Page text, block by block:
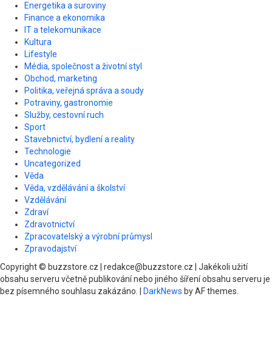
Energetika a suroviny
Finance a ekonomika
IT a telekomunikace
Kultura
Lifestyle
Média, společnost a životní styl
Obchod, marketing
Politika, veřejná správa a soudy
Potraviny, gastronomie
Služby, cestovní ruch
Sport
Stavebnictví, bydlení a reality
Technologie
Uncategorized
Věda
Věda, vzdělávání a školství
Vzdělávání
Zdraví
Zdravotnictví
Zpracovatelský a výrobní průmysl
Zpravodajství
Copyright © buzzstore.cz | redakce@buzzstore.cz | Jakékoli užití
obsahu serveru včetně publikování nebo jiného šíření obsahu serveru je
bez písemného souhlasu zakázáno.
DarkNews by AF themes.